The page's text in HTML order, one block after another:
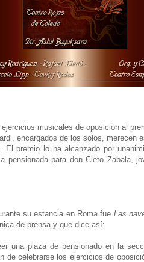
musicales de oposición al
encargados de los solos, merecen
premio lo ha alcanzado por
pensionada para don Cleto Zabala,
su estancia en Roma fue Las
de prensa y que dice así:
una plaza de pensionado en la
de celebrarse los ejercicios de